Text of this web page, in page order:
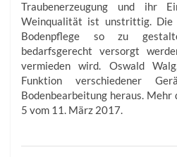
Traubenerzeugung und ihr
Weinqualität ist unstrittig. Die
Bodenpflege so zu
bedarfsgerecht versorgt
vermieden wird. Oswald
Funktion verschiedener
Bodenbearbeitung heraus. Mehr
5 vom 11. März 2017.